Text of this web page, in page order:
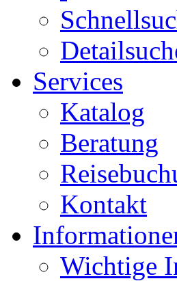
Services
Katalog
Beratung
Kontakt
Wichtige